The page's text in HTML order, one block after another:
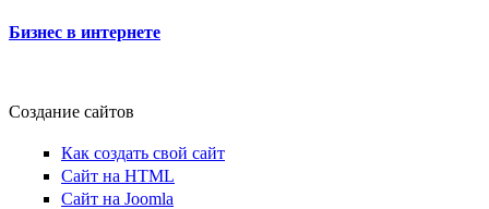
Бизнес в интернете
Создание сайтов
Как создать свой сайт
Сайт на HTML
Сайт на Joomla